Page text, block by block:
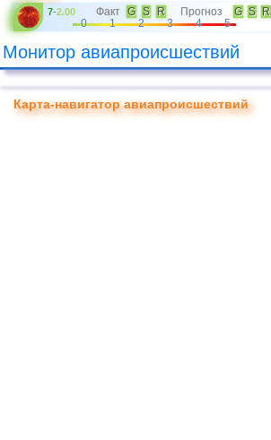
7-2.00 Факт G S R Прогноз G S
R
0
1 2 3 4 5
Монитор авиапроисшествий
Карта-навигатор авиапроисшествий